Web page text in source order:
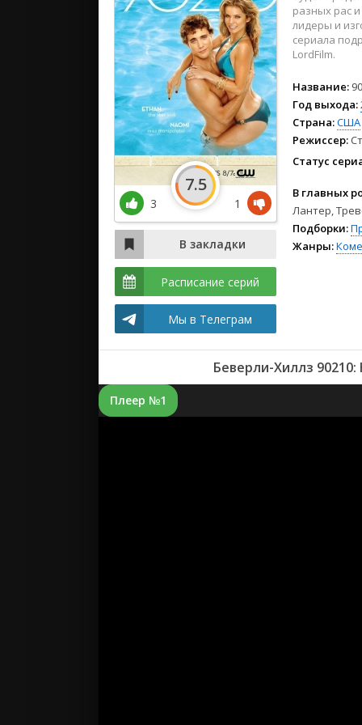
2023
2022
разных рас
лидеры и
сериала
LordFilm.
Название:
Год выхода:
Страна:США
Режиссер:
Статус
В главных
Лантер,
Подборки:
Жанры:
3
7.5
1
Расписание серий
Мы в Телеграм
Беверли-Хиллз
Плеер №1